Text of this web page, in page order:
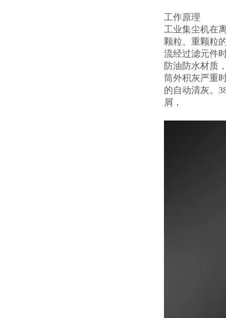
工作原理
工业集尘机在
颗粒、重颗粒
流经过滤元件
防油防水材质
筒外积灰严重
的自动清灰。
屑，